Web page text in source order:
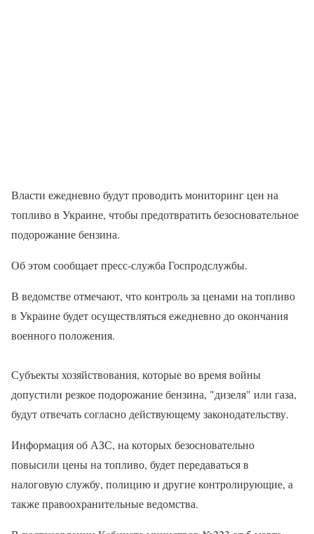
Власти ежедневно будут проводить мониторинг цен на
топливо в Украине, чтобы предотвратить безосновательное
подорожание бензина.
Об этом сообщает пресс-служба Госпродслужбы.
В ведомстве отмечают, что контроль за ценами на топливо
в Украине будет осуществляться ежедневно до окончания
военного положения.
Субъекты хозяйствования, которые во время войны
допустили резкое подорожание бензина, "дизеля" или газа,
будут отвечать согласно действующему законодательству.
Информация об АЗС, на которых безосновательно
повысили цены на топливо, будет передаваться в
налоговую службу, полицию и другие контролирующие, а
также правоохранительные ведомства.